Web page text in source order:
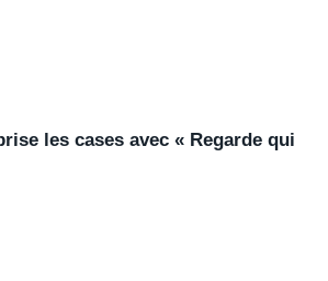
les cases avec « Regarde qui